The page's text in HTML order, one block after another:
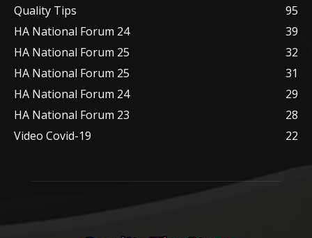
Quality Tips
95
HA National Forum 24
39
HA National Forum 25
32
HA National Forum 25
31
HA National Forum 24
29
HA National Forum 23
28
Video Covid-19
22